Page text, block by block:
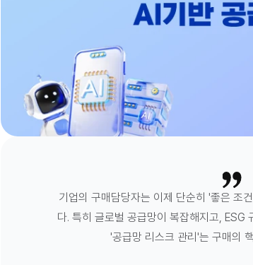
기업의 구매담당자는 이제 단순히 '좋은 조
다. 특히 글로벌 공급망이 복잡해지고, ESG
'공급망 리스크 관리'는 구매의